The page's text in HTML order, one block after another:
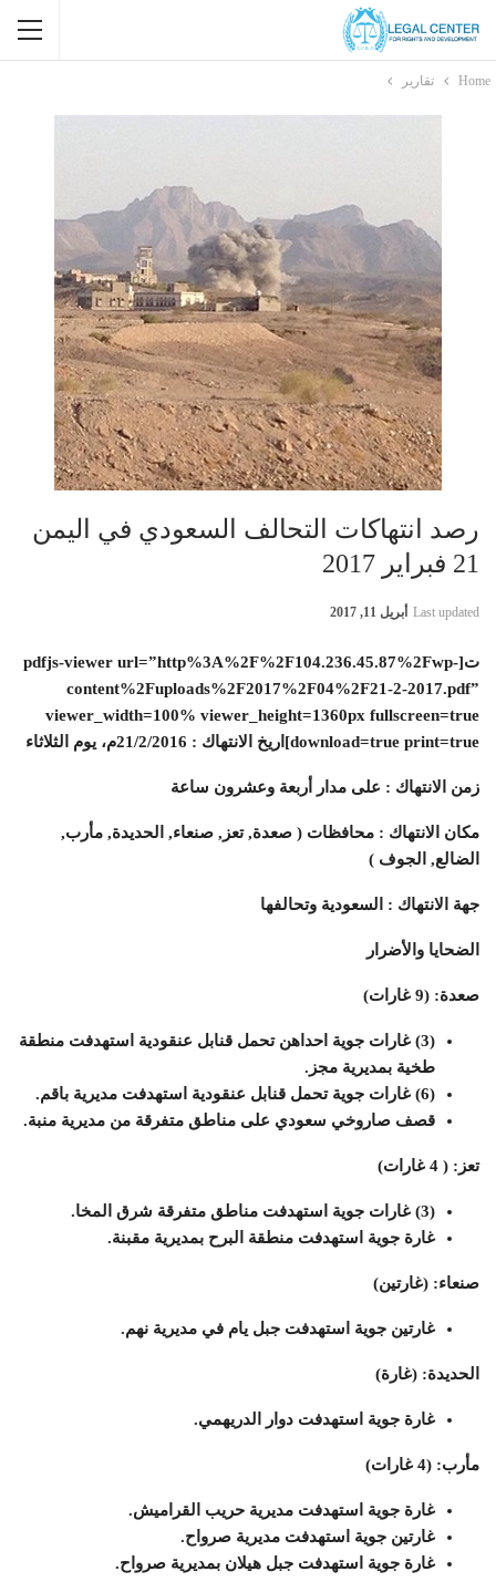
Home تقارير
رصد انتهاكات التحالف السعودي في اليمن
21 فبراير 2017
Last updated أبريل 11, 2017
ت[pdfjs-viewer url=”http%3A%2F%2F104.236.45.87%2Fwp-
content%2Fuploads%2F2017%2F04%2F21-2-2017.pdf”
viewer_width=100% viewer_height=1360px fullscreen=true
download=true print=true]اريخ الانتهاك : 21/2/2016م، يوم الثلاثاء
زمن الانتهاك : على مدار أربعة وعشرون ساعة
مكان الانتهاك : محافظات ( صعدة, تعز, صنعاء, الحديدة, مأرب,
الضالع, الجوف )
جهة الانتهاك : السعودية وتحالفها
الضحايا والأضرار
صعدة: (9 غارات)
(3) غارات جوية احداهن تحمل قنابل عنقودية استهدفت منطقة
طخية بمديرية مجز.
(6) غارات جوية تحمل قنابل عنقودية استهدفت مديرية باقم.
قصف صاروخي سعودي على مناطق متفرقة من مديرية منبة.
تعز: ( 4 غارات)
(3) غارات جوية استهدفت مناطق متفرقة شرق المخا.
غارة جوية استهدفت منطقة البرح بمديرية مقبنة.
صنعاء: (غارتين)
غارتين جوية استهدفت جبل يام في مديرية نهم.
الحديدة: (غارة)
غارة جوية استهدفت دوار الدريهمي.
مأرب: (4 غارات)
غارة جوية استهدفت مديرية حريب القراميش.
غارتين جوية استهدفت مديرية صرواح.
غارة جوية استهدفت جبل هيلان بمديرية صرواح.